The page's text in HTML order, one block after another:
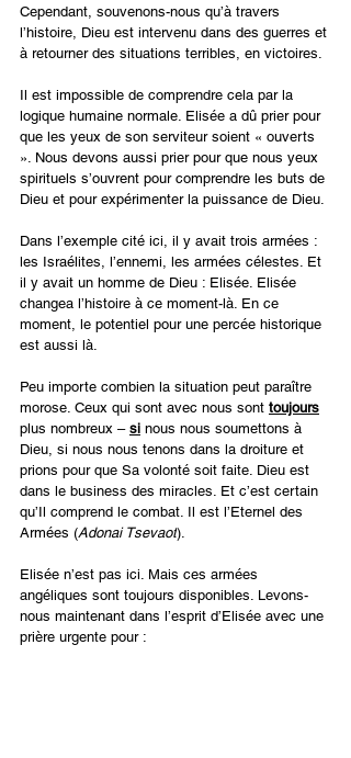
Cependant, souvenons-nous qu’à travers
l’histoire, Dieu est intervenu dans des guerres et
à retourner des situations terribles, en victoires.
Il est impossible de comprendre cela par la
logique humaine normale. Elisée a dû prier pour
que les yeux de son serviteur soient « ouverts
». Nous devons aussi prier pour que nous yeux
spirituels s’ouvrent pour comprendre les buts de
Dieu et pour expérimenter la puissance de Dieu.
Dans l’exemple cité ici, il y avait trois armées :
les Israélites, l’ennemi, les armées célestes. Et
il y avait un homme de Dieu : Elisée. Elisée
changea l’histoire à ce moment-là. En ce
moment, le potentiel pour une percée historique
est aussi là.
Peu importe combien la situation peut paraître
morose. Ceux qui sont avec nous sont toujours
plus nombreux – si nous nous soumettons à
Dieu, si nous nous tenons dans la droiture et
prions pour que Sa volonté soit faite. Dieu est
dans le business des miracles. Et c’est certain
qu’Il comprend le combat. Il est l’Eternel des
Armées (Adonai Tsevaot).
Elisée n’est pas ici. Mais ces armées
angéliques sont toujours disponibles. Levons-
nous maintenant dans l’esprit d’Elisée avec une
prière urgente pour :